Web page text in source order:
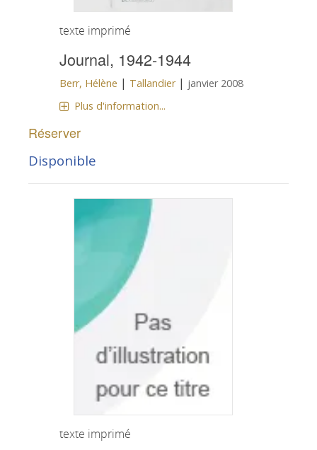
texte imprimé
Journal, 1942-1944
Berr, Hélène | Tallandier| janvier 2008
Plus d'information...
Réserver
Disponible
texte imprimé